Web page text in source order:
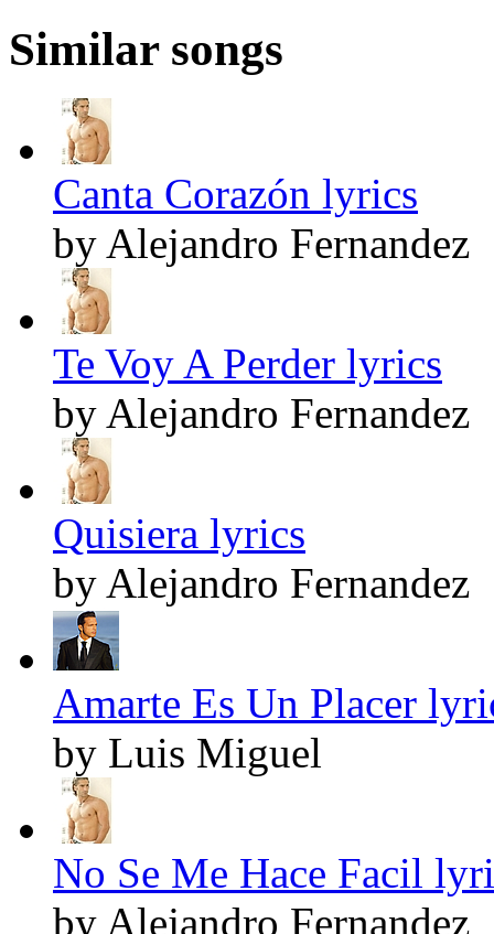
Similar songs
Canta Corazón lyrics
by Alejandro Fernandez
Te Voy A Perder lyrics
by Alejandro Fernandez
Quisiera lyrics
by Alejandro Fernandez
Amarte Es Un Placer
by Luis Miguel
No Se Me Hace Facil
by Alejandro Fernandez